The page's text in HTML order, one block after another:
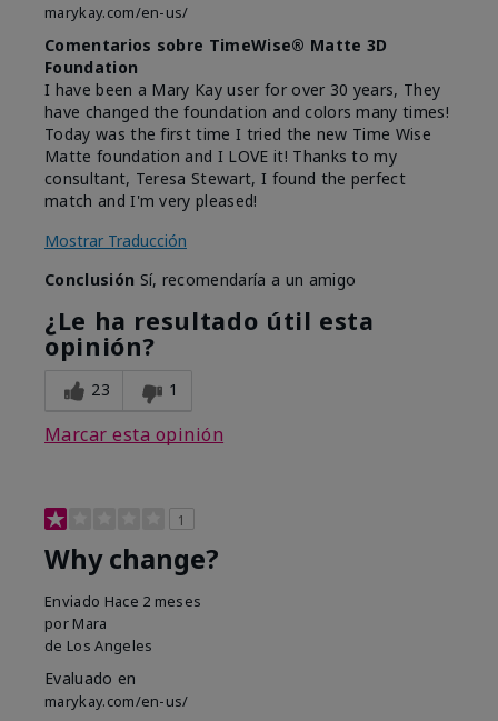
marykay.com/en-us/
Comentarios sobre TimeWise® Matte 3D
Foundation
I have been a Mary Kay user for over 30 years, They
have changed the foundation and colors many times!
Today was the first time I tried the new Time Wise
Matte foundation and I LOVE it! Thanks to my
consultant, Teresa Stewart, I found the perfect
match and I'm very pleased!
Mostrar Traducción
Conclusión Sí, recomendaría a un amigo
¿Le ha resultado útil esta
opinión?
23 1
Marcar esta opinión
1
Why change?
Enviado Hace 2 meses
por Mara
de Los Angeles
Evaluado en
marykay.com/en-us/